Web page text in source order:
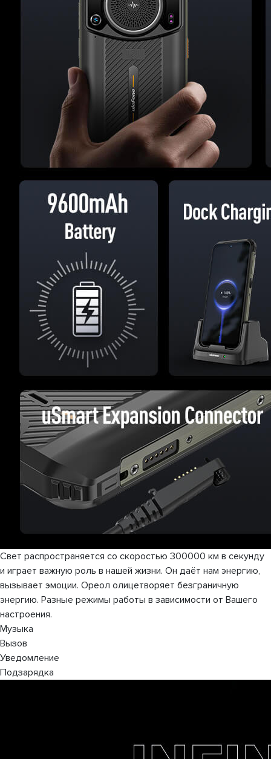
Свет распространяется со скоростью 300000 км в секунду
и играет важную роль в нашей жизни. Он даёт нам энергию,
вызывает эмоции. Ореол олицетворяет безграничную
энергию. Разные режимы работы в зависимости от Вашего
настроения.
Музыка
Вызов
Уведомление
Подзарядка